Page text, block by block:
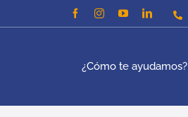
¿Cómo te ayudamos?